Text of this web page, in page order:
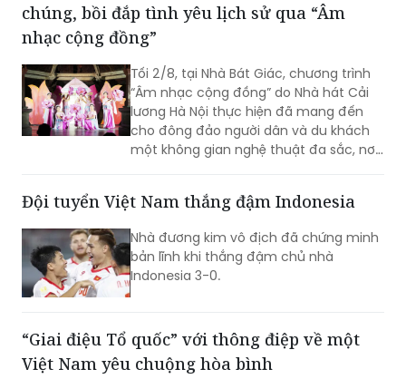
chúng, bồi đắp tình yêu lịch sử qua “Âm
nhạc cộng đồng”
Tối 2/8, tại Nhà Bát Giác, chương trình
“Âm nhạc cộng đồng” do Nhà hát Cải
lương Hà Nội thực hiện đã mang đến
cho đông đảo người dân và du khách
một không gian nghệ thuật đa sắc, nơi
không gian của phố đi bộ hồ Hoàn
lưu của các nghệ sĩ đến từ phương
Nam, góp phần tạo nên cuộc gặp gỡ
nghệ thuật giàu cảm xúc.
Đội tuyển Việt Nam thắng đậm Indonesia
Nhà đương kim vô địch đã chứng minh
bản lĩnh khi thắng đậm chủ nhà
Indonesia 3-0.
“Giai điệu Tổ quốc” với thông điệp về một
Việt Nam yêu chuộng hòa bình